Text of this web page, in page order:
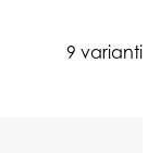
9 varianti